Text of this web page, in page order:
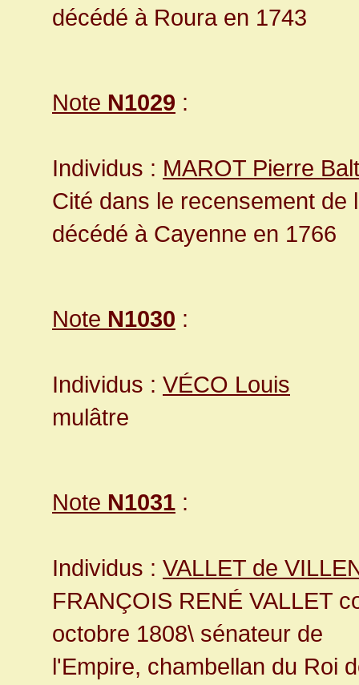
décédé à Roura en 1743
Note N1029 :
Individus : MAROT Pierre
Cité dans le recensement de
décédé à Cayenne en 1766
Note N1030 :
Individus : VÉCO Louis
mulâtre
Note N1031 :
Individus : VALLET de
FRANÇOIS RENÉ VALLET
octobre 1808\ sénateur de
l'Empire, chambellan du Roi